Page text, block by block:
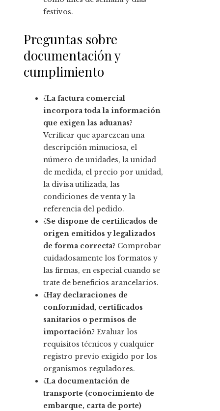
festivos.
Preguntas sobre
documentación y
cumplimiento
¿La factura comercial
incorpora toda la información
que exigen las aduanas?
Verificar que aparezcan una
descripción minuciosa, el
número de unidades, la unidad
de medida, el precio por unidad,
la divisa utilizada, las
condiciones de venta y la
referencia del pedido.
¿Se dispone de certificados de
origen emitidos y legalizados
de forma correcta? Comprobar
cuidadosamente los formatos y
las firmas, en especial cuando se
trate de beneficios arancelarios.
¿Hay declaraciones de
conformidad, certificados
sanitarios o permisos de
importación? Evaluar los
requisitos técnicos y cualquier
registro previo exigido por los
organismos reguladores.
¿La documentación de
transporte (conocimiento de
embarque, carta de porte)